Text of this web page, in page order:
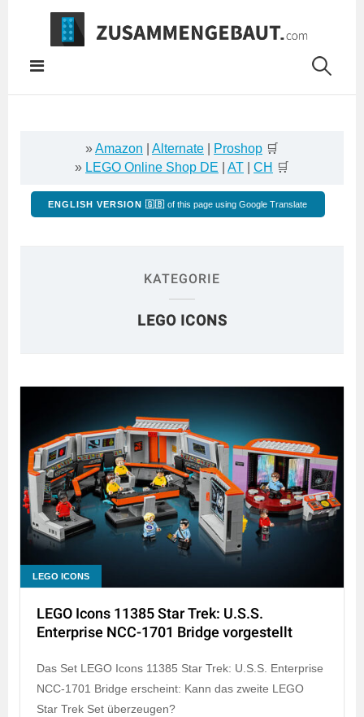
Springe
Inhalt
»Amazon Alternate Proshop 🛒
» LEGO Online Shop DE AT CH 🛒
ENGLISH VERSION 🇬🇧 of this page using Google Translate
KATEGORIE
LEGO ICONS
LEGO ICONS
LEGO Icons 11385 Star Trek: U.S.S.
Enterprise NCC-1701 Bridge vorgestellt
Das Set LEGO Icons 11385 Star Trek: U.S.S. Enterprise
NCC-1701 Bridge erscheint: Kann das zweite LEGO
Star Trek Set überzeugen?